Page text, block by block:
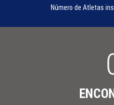
Número de Atletas